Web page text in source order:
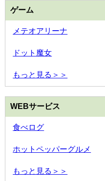
ゲーム
メテオアリーナ
ドット魔女
もっと見る＞＞
WEBサービス
食べログ
ホットペッパーグルメ
もっと見る＞＞